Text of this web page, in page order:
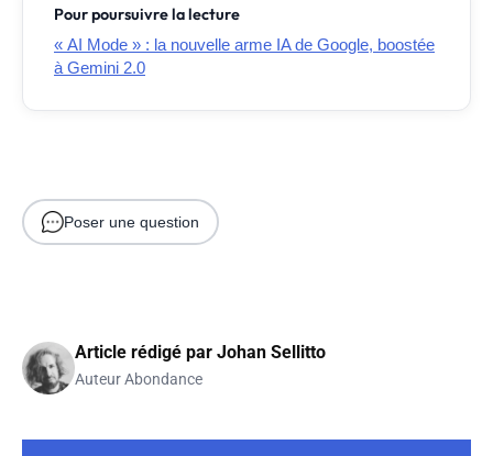
Pour poursuivre la lecture
« AI Mode » : la nouvelle arme IA de Google, boostée
à Gemini 2.0
Poser une question
Article rédigé par Johan Sellitto
Auteur Abondance